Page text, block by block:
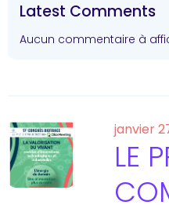
Latest Comments
Aucun commentaire à
janvier
LE